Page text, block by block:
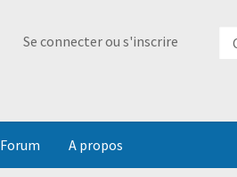
Se connecter ou s'inscrire
Forum A propos